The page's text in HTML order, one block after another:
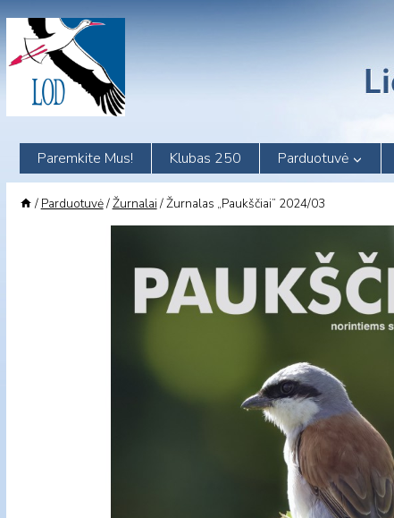
content
Paremkite Mus! Klubas 250 Parduotuvė
/ Parduotuvė/Žurnalai/Žurnalas „Paukščiai” 2024/03